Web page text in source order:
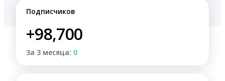
Подписчиков
+98,700
За 3 месяца: 0